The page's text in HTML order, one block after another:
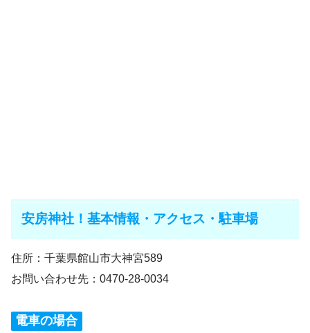
安房神社！基本情報・アクセス・駐車場
住所：千葉県館山市大神宮589
お問い合わせ先：0470-28-0034
電車の場合